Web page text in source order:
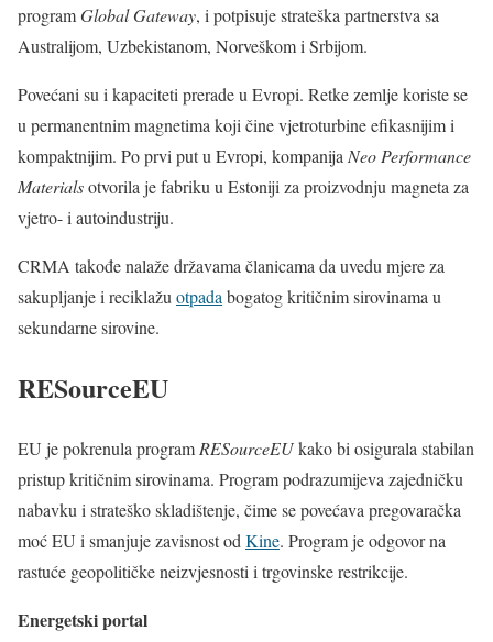
programGlobal Gateway, i potpisuje strateška partnerstva sa
Australijom, Uzbekistanom, Norveškom i Srbijom.
Povećani su i kapaciteti prerade u Evropi. Retke zemlje koriste se
u permanentnim magnetima koji čine vjetroturbine efikasnijim i
kompaktnijim. Po prvi put u Evropi, kompanijaNeo Performance
Materialsotvorila je fabriku u Estoniji za proizvodnju magneta za
vjetro- i autoindustriju.
CRMA takođe nalaže državama članicama da uvedu mjere za
sakupljanje i reciklažuotpadabogatog kritičnim sirovinama u
sekundarne sirovine.
RESourceEU
EU je pokrenula program RESourceEUkako bi osigurala stabilan
pristup kritičnim sirovinama. Program podrazumijeva zajedničku
nabavku i strateško skladištenje, čime se povećava pregovaračka
moć EU i smanjuje zavisnost od Kine. Program je odgovor na
rastuće geopolitičke neizvjesnosti i trgovinske restrikcije.
Energetski portal